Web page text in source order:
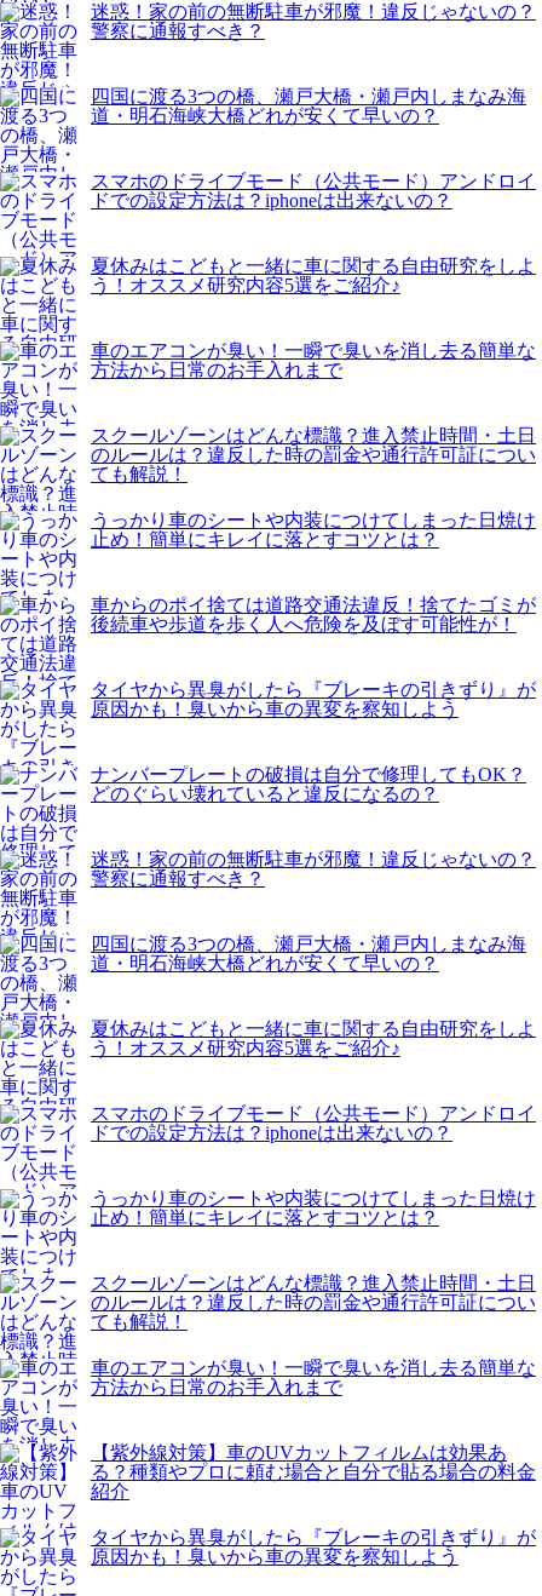
迷惑！家の前の無断駐車が邪魔！違反じゃないの？
警察に通報すべき？
四国に渡る3つの橋、瀬戸大橋・瀬戸内しまなみ海
道・明石海峡大橋どれが安くて早いの？
スマホのドライブモード（公共モード）アンドロイ
ドでの設定方法は？iphoneは出来ないの？
夏休みはこどもと一緒に車に関する自由研究をしよ
う！オススメ研究内容5選をご紹介♪
車のエアコンが臭い！一瞬で臭いを消し去る簡単な
方法から日常のお手入れまで
スクールゾーンはどんな標識？進入禁止時間・土日
のルールは？違反した時の罰金や通行許可証につい
ても解説！
うっかり車のシートや内装につけてしまった日焼け
止め！簡単にキレイに落とすコツとは？
車からのポイ捨ては道路交通法違反！捨てたゴミが
後続車や歩道を歩く人へ危険を及ぼす可能性が！
タイヤから異臭がしたら『ブレーキの引きずり』が
原因かも！臭いから車の異変を察知しよう
ナンバープレートの破損は自分で修理してもOK？
どのぐらい壊れていると違反になるの？
迷惑！家の前の無断駐車が邪魔！違反じゃないの？
警察に通報すべき？
四国に渡る3つの橋、瀬戸大橋・瀬戸内しまなみ海
道・明石海峡大橋どれが安くて早いの？
夏休みはこどもと一緒に車に関する自由研究をしよ
う！オススメ研究内容5選をご紹介♪
スマホのドライブモード（公共モード）アンドロイ
ドでの設定方法は？iphoneは出来ないの？
うっかり車のシートや内装につけてしまった日焼け
止め！簡単にキレイに落とすコツとは？
スクールゾーンはどんな標識？進入禁止時間・土日
のルールは？違反した時の罰金や通行許可証につい
ても解説！
車のエアコンが臭い！一瞬で臭いを消し去る簡単な
方法から日常のお手入れまで
【紫外線対策】車のUVカットフィルムは効果あ
る？種類やプロに頼む場合と自分で貼る場合の料金
紹介
タイヤから異臭がしたら『ブレーキの引きずり』が
原因かも！臭いから車の異変を察知しよう